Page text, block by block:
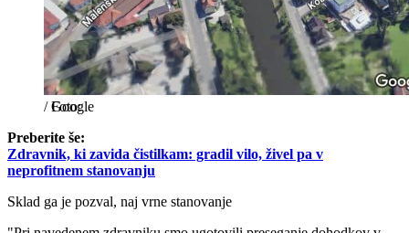
/Google
Preberite še:
Zdravnik, ki zavida čistilkam: gradil vilo, živel pa v
neprofitnem stanovanju
Sklad ga je pozval, naj vrne stanovanje